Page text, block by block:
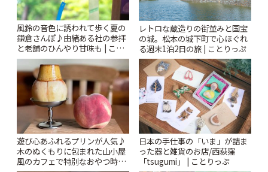
風鈴の音色に誘われて歩く夏の
鎌倉さんぽ♪由緒ある社の参拝
と老舗のひんやり甘味も | こと
りっぷ
レトロな蔵造りの街並みと国宝
の城。松本の城下町で心ほぐれ
る週末1泊2日の旅 | ことりっぷ
遊び心あふれるプリンが人気♪
木のぬくもりに包まれた山小屋
風のカフェで特別なおやつ時間
日本の手仕事の「いま」が詰ま
った器と雑貨のお店/西荻窪
「tsugumi」 | ことりっぷ